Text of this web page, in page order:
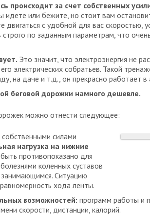
происходит за счет собственных
идете или бежите, но стоит вам
с удобной для вас скоростью,
по заданным параметрам, что
Это значит, что электроэнергия не
электрических собратьев. Такой
на даче и т.д., он прекрасно работает
беговой дорожки намного дешевле.
можно отнести следующее:
силами
нагрузка на нижние
противопоказано для
коленных суставов
Ситуацию
хода ленты.
возможностей: программ работы и
скорости, дистанции, калорий.